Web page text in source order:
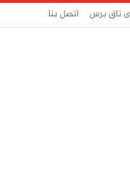
تاق برس اتصل بنا